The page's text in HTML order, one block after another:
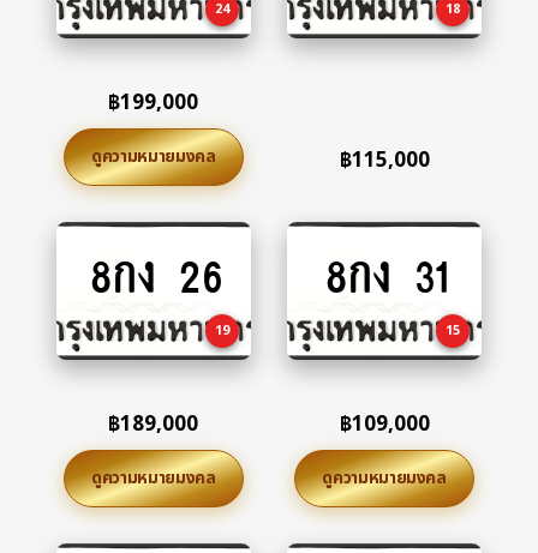
24
฿199,000
ดูความหมายมงคล
18
฿115,000
to
8กง 26
19
฿189,000
ดูความหมายมงคล
to
8กง 31
15
฿109,000
ดูความหมายมงคล